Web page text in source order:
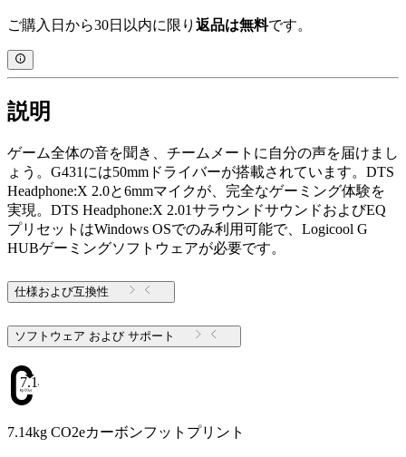
ご購入日から30日以内に限り 返品は無料です。
説明
ゲーム全体の音を聞き、チームメートに自分の声を届けまし
ょう。G431には50mmドライバーが搭載されています。​DTS
Headphone:X 2.0と6mmマイクが、完全なゲーミング体験を
実現。DTS Headphone:X 2.01サラウンドサウンドおよびEQ
プリセットはWindows OSでのみ利用可能で、Logicool G
HUBゲーミングソフトウェアが必要です。
仕様および互換性
ソフトウェア および サポート
7.14
7.14kg CO2eカーボンフットプリント